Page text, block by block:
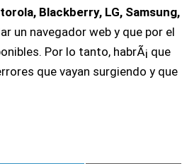
Blackberry, LG, Samsung,
un navegador web y que por el
Por lo tanto, habrÃ¡ que
que vayan surgiendo y que